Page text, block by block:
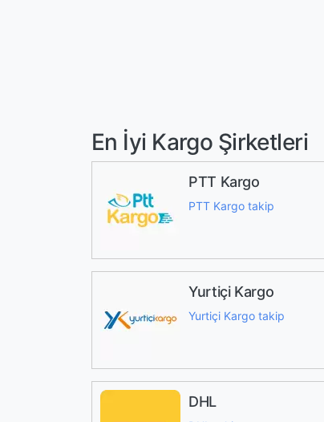
En İyi Kargo Şirketleri
PTT Kargo
PTT Kargo takip
Yurtiçi Kargo
Yurtiçi Kargo takip
DHL